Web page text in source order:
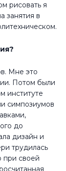
рисовать я
занятия в
Мне это
Потом были
институте
симпозиумов
до
дизайн и
трудилась
при своей